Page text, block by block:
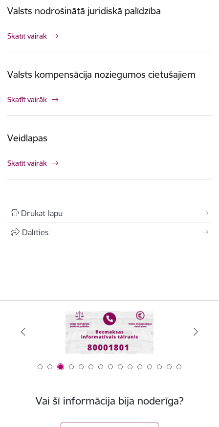
Valsts nodrošinātā juridiskā palīdzība
Skatīt vairāk
Valsts kompensācija noziegumos cietušajiem
Skatīt vairāk
Veidlapas
Skatīt vairāk
Drukāt lapu
Dalīties
Vai šī informācija bija noderīga?